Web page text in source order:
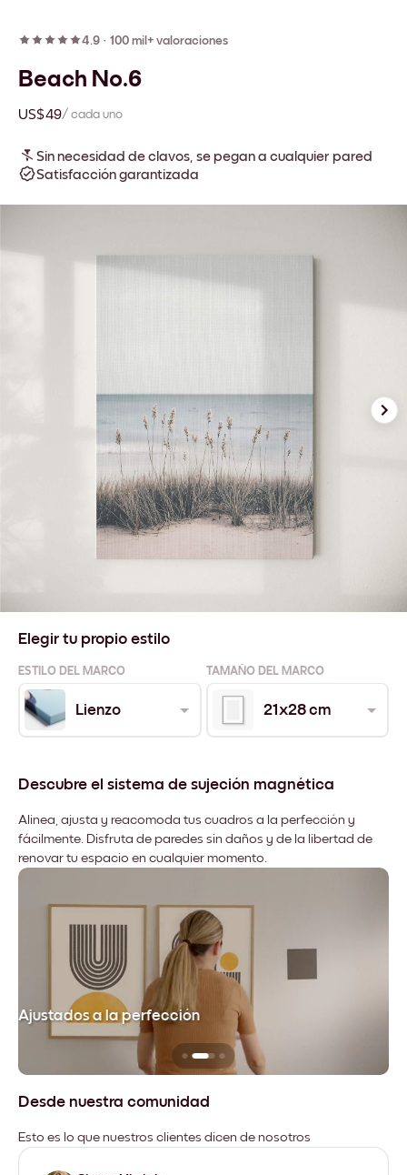
4.9 · 100 mil+ valoraciones
Beach No.6
US$49/ cada uno
Sin necesidad de clavos, se pegan a cualquier pared
Satisfacción garantizada
Elegir tu propio estilo
ESTILO DEL MARCO TAMAÑO DEL MARCO
Lienzo 21x28 cm
Descubre el sistema de sujeción magnética
Alinea, ajusta y reacomoda tus cuadros a la perfección y
fácilmente. Disfruta de paredes sin daños y de la libertad de
renovar tu espacio en cualquier momento.
Ajustados a la perfección
Desde nuestra comunidad
Esto es lo que nuestros clientes dicen de nosotros